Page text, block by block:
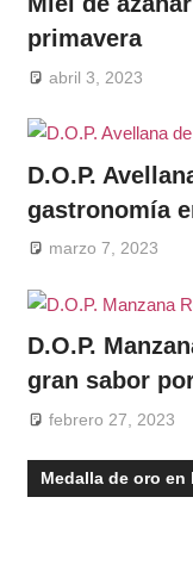
primavera
abril 3, 2023
D.O.P.
gastronomía
marzo 7, 2023
D.O.P.
gran sabor
febrero 27, 2023
Medalla de oro